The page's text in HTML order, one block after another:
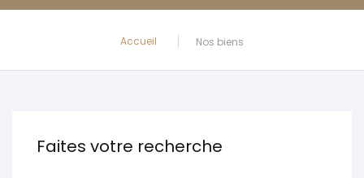
Accueil Nos biens
Faites votre recherche